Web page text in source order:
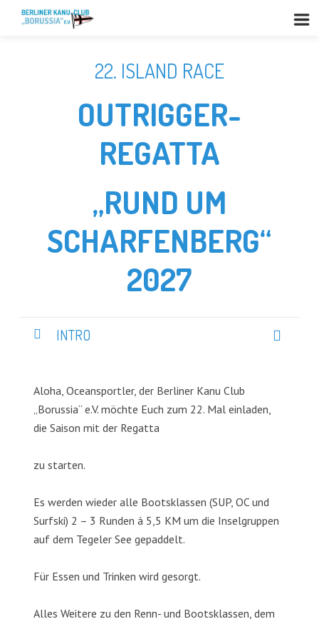
22. ISLAND RACE
OUTRIGGER-
REGATTA
„RUND UM
SCHARFENBERG“
2027
INTRO
Aloha, Oceansportler, der Berliner Kanu Club
„Borussia“ e.V. möchte Euch zum 22. Mal einladen,
die Saison mit der Regatta
zu starten.
Es werden wieder alle Bootsklassen (SUP, OC und
Surfski) 2 – 3 Runden á 5,5 KM um die Inselgruppen
auf dem Tegeler See gepaddelt.
Für Essen und Trinken wird gesorgt.
Alles Weitere zu den Renn- und Bootsklassen, dem